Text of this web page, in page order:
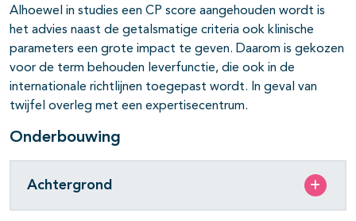
Alhoewel in studies een CP score aangehouden wordt is
het advies naast de getalsmatige criteria ook klinische
parameters een grote impact te geven. Daarom is gekozen
voor de term behouden leverfunctie, die ook in de
internationale richtlijnen toegepast wordt. In geval van
twijfel overleg met een expertisecentrum.
Onderbouwing
Achtergrond